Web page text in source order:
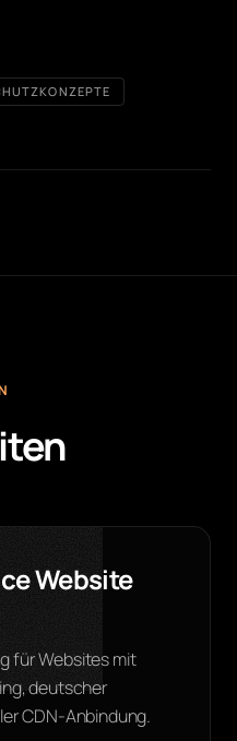
Website
für Websites mit
deutscher
CDN-Anbindung.